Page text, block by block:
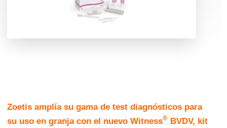
Zoetis amplía su gama de test diagnósticos para
su uso en granja con el nuevo Witness®BVDV, kit